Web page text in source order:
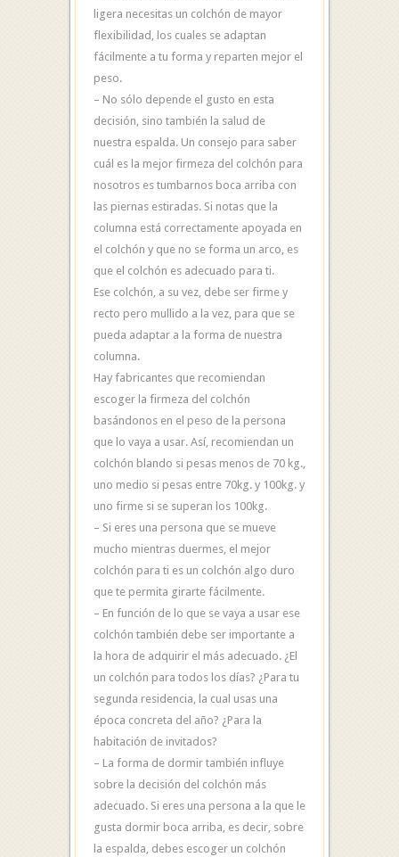
ligera necesitas un colchón de mayor
flexibilidad, los cuales se adaptan
fácilmente a tu forma y reparten mejor el
peso.
– No sólo depende el gusto en esta
decisión, sino también la salud de
nuestra espalda. Un consejo para saber
cuál es la mejor firmeza del colchón para
nosotros es tumbarnos boca arriba con
las piernas estiradas. Si notas que la
columna está correctamente apoyada en
el colchón y que no se forma un arco, es
que el colchón es adecuado para ti.
Ese colchón, a su vez, debe ser firme y
recto pero mullido a la vez, para que se
pueda adaptar a la forma de nuestra
columna.
Hay fabricantes que recomiendan
escoger la firmeza del colchón
basándonos en el peso de la persona
que lo vaya a usar. Así, recomiendan un
colchón blando si pesas menos de 70 kg.,
uno medio si pesas entre 70kg. y 100kg. y
uno firme si se superan los 100kg.
– Si eres una persona que se mueve
mucho mientras duermes, el mejor
colchón para ti es un colchón algo duro
que te permita girarte fácilmente.
– En función de lo que se vaya a usar ese
colchón también debe ser importante a
la hora de adquirir el más adecuado. ¿El
un colchón para todos los días? ¿Para tu
segunda residencia, la cual usas una
época concreta del año? ¿Para la
habitación de invitados?
– La forma de dormir también influye
sobre la decisión del colchón más
adecuado. Si eres una persona a la que le
gusta dormir boca arriba, es decir, sobre
la espalda, debes escoger un colchón